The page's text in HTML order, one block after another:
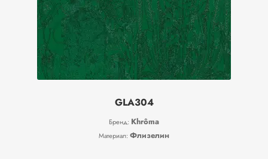
GLA304
Бренд: Khrôma
Материал: Флизелин